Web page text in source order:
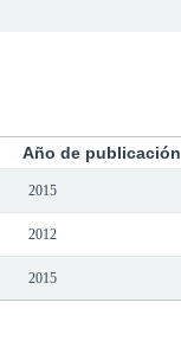
Año de publicación
2015
2012
2015